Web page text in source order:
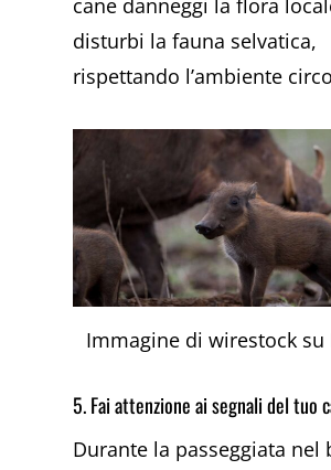
cane danneggi la flora
disturbi la fauna selvatica,
rispettando l’ambiente
Immagine di wirestock su
5. Fai attenzione ai segnali del tuo
Durante la passeggiata nel